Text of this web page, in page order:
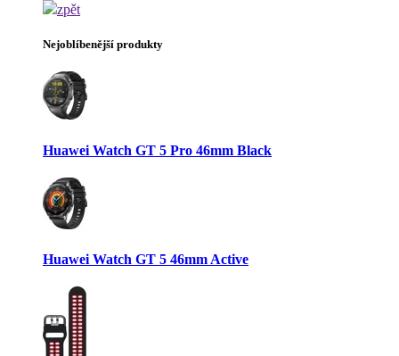
zpět
Nejoblíbenější produkty
Huawei Watch GT 5 Pro 46mm Black
Huawei Watch GT 5 46mm Active